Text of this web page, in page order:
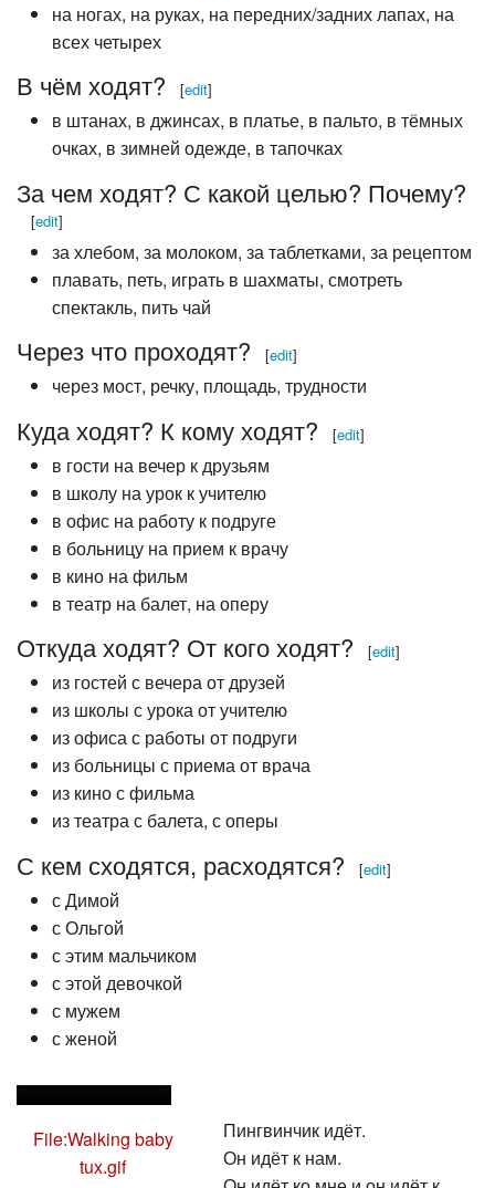
на ногах, на руках, на передних/задних лапах, на
всех четырех
В чём ходят? [edit]
в штанах, в джинсах, в платье, в пальто, в тёмных
очках, в зимней одежде, в тапочках
За чем ходят? С какой целью? Почему?
[edit]
за хлебом, за молоком, за таблетками, за рецептом
плавать, петь, играть в шахматы, смотреть
спектакль, пить чай
Через что проходят? [edit]
через мост, речку, площадь, трудности
Куда ходят? К кому ходят? [edit]
в гости на вечер к друзьям
в школу на урок к учителю
в офис на работу к подруге
в больницу на прием к врачу
в кино на фильм
в театр на балет, на оперу
Откуда ходят? От кого ходят? [edit]
из гостей с вечера от друзей
из школы с урока от учителю
из офиса с работы от подруги
из больницы с приема от врача
из кино с фильма
из театра с балета, с оперы
С кем сходятся, расходятся? [edit]
с Димой
с Ольгой
с этим мальчиком
с этой девочкой
с мужем
с женой
File:Walking baby
tux.gif
Пингвинчик идёт.
Он идёт к нам.